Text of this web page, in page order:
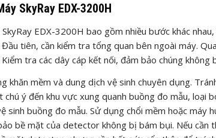
SkyRay EDX-3200H
EDX-3200H bao gồm nhiều bước khác
tiên, cần kiểm tra tổng quan bên ngoài máy.
tra các dây cáp kết nối, đảm bảo chúng không
khăn mềm và dung dịch vệ sinh chuyên dụng.
ý đến khu vực xung quanh buồng đo mẫu, loại
sinh buồng đo mẫu. Sử dụng chổi mềm hoặc máy
bề mặt của detector không bị bám bụi. Nếu cần